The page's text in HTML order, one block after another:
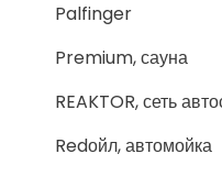
Palfinger
Premium, сауна
REAKTOR, сеть
Redойл, автомойка